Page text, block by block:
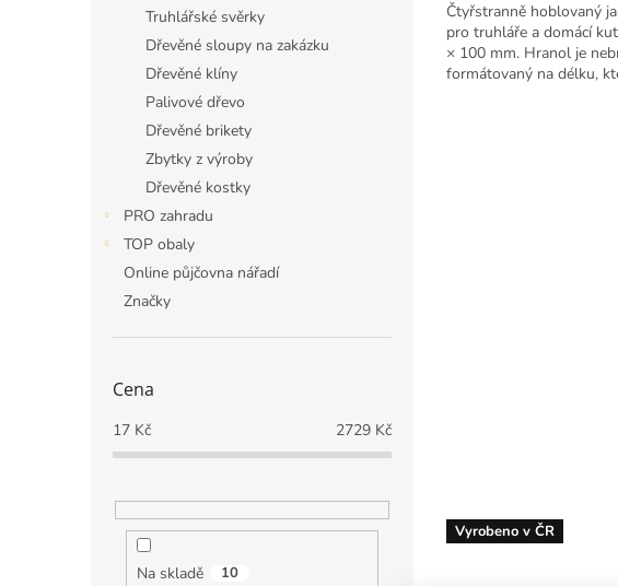
Truhlářské svěrky
Dřevěné sloupy na zakázku
Dřevěné klíny
Palivové dřevo
Dřevěné brikety
Zbytky z výroby
Dřevěné kostky
PRO zahradu
TOP obaly
Online půjčovna nářadí
Značky
Cena
17 Kč 2729 Kč
Na skladě 10
Čtyřstranně hoblovaný
pro truhláře a domácí
× 100 mm. Hranol je
formátovaný na délku,
Vyrobeno v ČR